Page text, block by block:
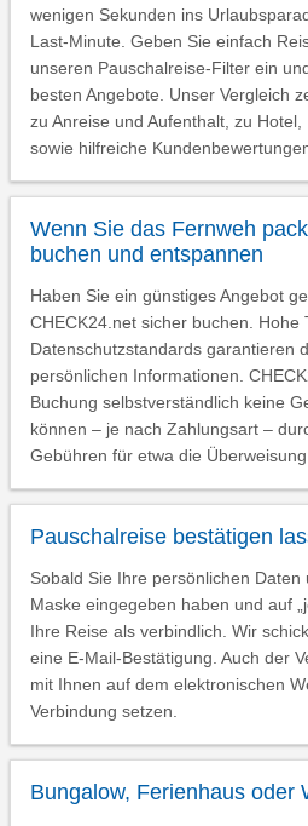
wenigen Sekunden ins
Last-Minute. Geben Sie einfach
unseren Pauschalreise-Filter ein
besten Angebote. Unser Vergleich
zu Anreise und Aufenthalt, zu
sowie hilfreiche
Wenn Sie das Fernweh
buchen und entspannen
Haben Sie ein günstiges Angebot
CHECK24.net sicher buchen. Hohe
Datenschutzstandards garantieren
persönlichen Informationen.
Buchung selbstverständlich keine
können – je nach Zahlungsart –
Gebühren für etwa die
Pauschalreise bestätigen
Sobald Sie Ihre persönlichen
Maske eingegeben haben und auf
Ihre Reise als verbindlich. Wir
eine E-Mail-Bestätigung. Auch der
mit Ihnen auf dem elektronischen
Verbindung setzen.
Bungalow, Ferienhaus oder